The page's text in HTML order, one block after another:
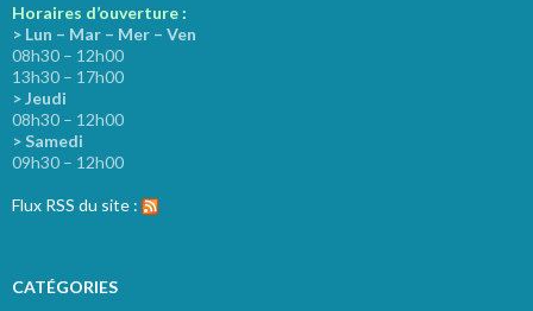
Horaires d’ouverture :
> Lun – Mar – Mer – Ven
08h30 – 12h00
13h30 – 17h00
> Jeudi
08h30 – 12h00
> Samedi
09h30 – 12h00
Flux RSS du site :
CATÉGORIES